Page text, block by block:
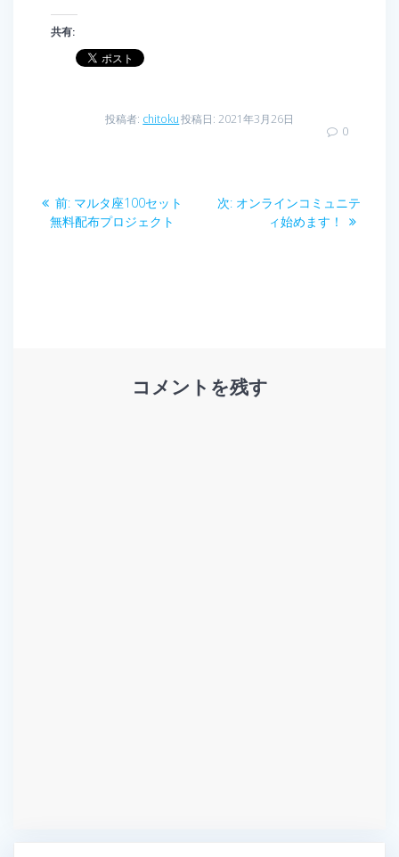
共有:
投稿者: chitoku投稿日: 2021年3月26日
0
投
前: 前
の
マルタ座100セット
無料配布プロジェクト
次: 次
オンラインコミュニテ
ィ始めます！
コメントを残す